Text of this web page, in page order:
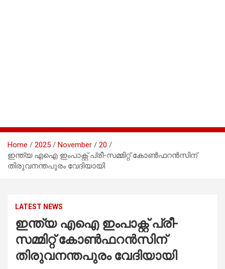
Home 2025 November
20
ഇന്ത്യ എഐ ഇംപാക്റ്റ് പ്രീ-സമ്മിറ്റ് കോൺഫറൻസിന്
തിരുവനന്തപുരം വേദിയായി
LATEST NEWS
ഇന്ത്യ എഐ ഇംപാക്റ്റ് പ്രീ-
സമ്മിറ്റ് കോൺഫറൻസിന്
തിരുവനന്തപുരം വേദിയായി